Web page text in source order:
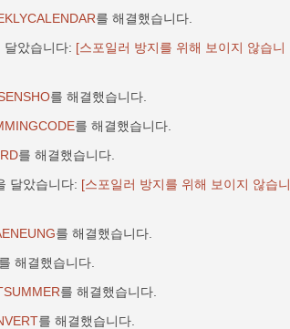
를 해결했습니다.
달았습니다: [스포일러 방지를 위해 보이지 않습니
를 해결했습니다.
를 해결했습니다.
를 해결했습니다.
달았습니다: [스포일러 방지를 위해 보이지 않습니
를 해결했습니다.
를 해결했습니다.
를 해결했습니다.
를 해결했습니다.